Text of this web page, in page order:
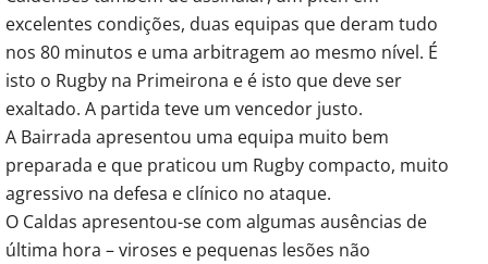
excelentes condições, duas equipas que deram tudo
nos 80 minutos e uma arbitragem ao mesmo nível. É
isto o Rugby na Primeirona e é isto que deve ser
exaltado. A partida teve um vencedor justo.
A Bairrada apresentou uma equipa muito bem
preparada e que praticou um Rugby compacto, muito
agressivo na defesa e clínico no ataque.
O Caldas apresentou-se com algumas ausências de
última hora – viroses e pequenas lesões não